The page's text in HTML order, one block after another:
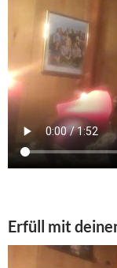
Erfüll mit